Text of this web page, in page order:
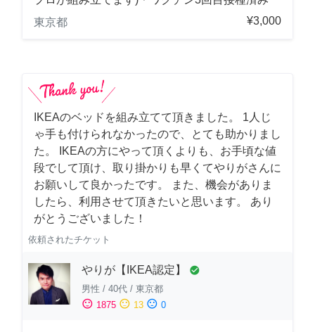
東京都
¥3,000
IKEAのベッドを組み立てて頂きました。 1人じ
ゃ手も付けられなかったので、とても助かりまし
た。 IKEAの方にやって頂くよりも、お手頃な値
段でして頂け、取り掛かりも早くてやりがさんに
お願いして良かったです。 また、機会がありま
したら、利用させて頂きたいと思います。 あり
がとうございました！
依頼されたチケット
やりが【IKEA認定】 check_circle
男性 / 40代 / 東京都
sentiment_satisfied 1875 sentiment_neutral 13 sentiment_dissatisfied 0